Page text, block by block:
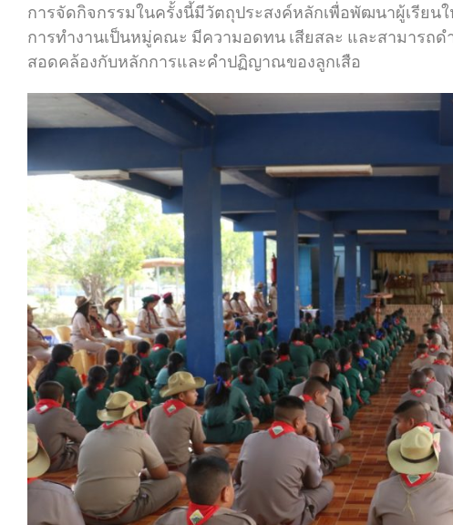
การจัดกิจกรรมในครั้งนี้มีวัตถุประสงค์หลักเพื่อพัฒนาผู้เรียน
การทำงานเป็นหมู่คณะ มีความอดทน เสียสละ และสามารถ
สอดคล้องกับหลักการและคำปฏิญาณของลูกเสือ